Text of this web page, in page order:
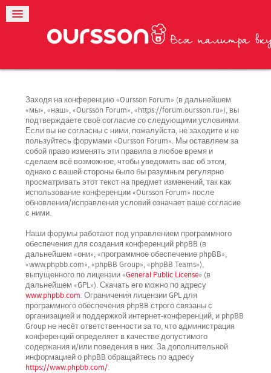
Заходя на конференцию «Oursson Forum» (в дальнейшем
«мы», «наш», «Oursson Forum», «https://forum.oursson.ru»), вы
подтверждаете своё согласие со следующими условиями.
Если вы не согласны с ними, пожалуйста, не заходите и не
пользуйтесь форумами «Oursson Forum». Мы оставляем за
собой право изменять эти правила в любое время и
сделаем всё возможное, чтобы уведомить вас об этом,
однако с вашей стороны было бы разумным регулярно
просматривать этот текст на предмет изменений, так как
использование конференции «Oursson Forum» после
обновления/исправления условий означает ваше согласие
с ними.
Наши форумы работают под управлением программного
обеспечения для создания конференций phpBB (в
дальнейшем «они», «программное обеспечение phpBB»,
«www.phpbb.com», «phpBB Group», «phpBB Teams»),
выпущенного по лицензии «General Public License» (в
дальнейшем «GPL»). Скачать его можно по адресу
www.phpbb.com. Ограничения лицензии GPL для
программного обеспечения phpBB строго связаны с
организацией и поддержкой интернет-конференций, и phpBB
Group не несёт ответственности за то, что администрация
конференций определяет в качестве допустимого
содержания и/или поведения в них. За дополнительной
информацией о phpBB обращайтесь по адресу
https://www.phpbb.com/.